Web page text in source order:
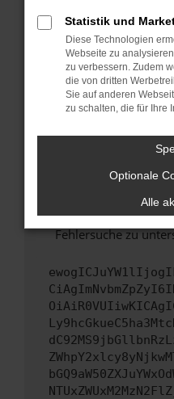
Stelle sicher, dass
Betriebssystem
sind.
Veraltete Software
Sicherheitsrisiko,
führen, dass
Wende dich an
hast, kontaktiere
versuchen, das
uns diesen Text
Fehlersuche zu
Statistik und
Diese Technologien
Webseite zu
zu verbessern. Zudem
die von dritten
Sie auf anderen
zu schalten, die für Ihre
Optionale
Alle